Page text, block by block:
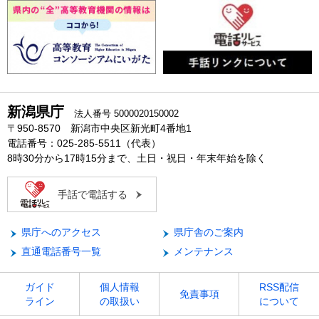
新潟県庁 法人番号 5000020150002
〒950-8570 新潟市中央区新光町4番地1
電話番号：025-285-5511（代表）
8時30分から17時15分まで、土日・祝日・年末年始を除く
手話で電話する
県庁へのアクセス
県庁舎のご案内
直通電話番号一覧
メンテナンス
ガイド
ライン
個人情報
の取扱い
免責事項
RSS配信
について